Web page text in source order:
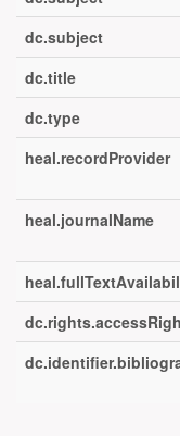
dc.subject
dc.title
dc.type
heal.recordProvider
heal.journalName